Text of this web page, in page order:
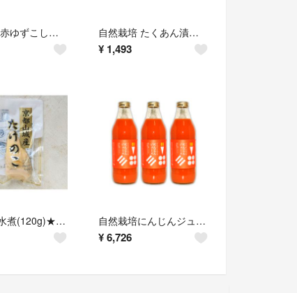
自然栽培 赤ゆずこしょう(35g)★無肥料・無農薬★無添加・無化学調味料★ 自然栽培 たくあん漬け(100g)Ｘ２袋★古式製法★無添加★無肥料・無農薬の大根
¥ 1,493
たけのこ水煮(120g)★京都産★安心安全の無添加★無農薬のたけのこを厳選★ 自然栽培にんじんジュース(1ℓ)X３本★無添加★ストレート★無肥料・無農薬★
¥6,726